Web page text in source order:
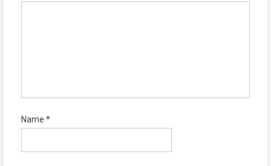
Name *